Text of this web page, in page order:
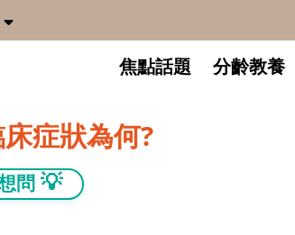
焦點話題 分齡教養
症狀為何?
問 💡